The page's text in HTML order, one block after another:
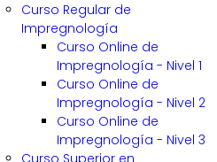
Curso Regular de
Impregnología
Curso Online de
Impregnología - Nivel 1
Curso Online de
Impregnología - Nivel 2
Curso Online de
Impregnología - Nivel 3
Curso Superior en